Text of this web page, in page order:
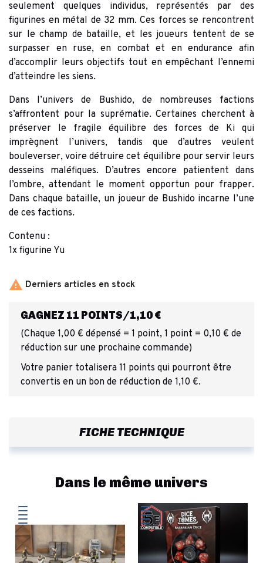
seulement quelques individus, représentés par des
figurines en métal de 32 mm. Ces forces se rencontrent
sur le champ de bataille, et les joueurs tentent de se
surpasser en ruse, en combat et en endurance afin
d’accomplir leurs objectifs tout en empêchant l’ennemi
d’atteindre les siens.
Dans l’univers de Bushido, de nombreuses factions
s’affrontent pour la suprématie. Certaines cherchent à
préserver le fragile équilibre des forces de Ki qui
imprègnent l’univers, tandis que d’autres veulent
bouleverser, voire détruire cet équilibre pour servir leurs
desseins maléfiques. D’autres encore patientent dans
l’ombre, attendant le moment opportun pour frapper.
Dans chaque bataille, un joueur de Bushido incarne l’une
de ces factions.
Contenu :
1x figurine Yu
 Derniers articles en stock
GAGNEZ 11 POINTS/1,10 €
(Chaque 1,00 € dépensé = 1 point, 1 point = 0,10 € de
réduction sur une prochaine commande)
Votre panier totalisera 11 points qui pourront être
convertis en un bon de réduction de 1,10 €.
FICHE TECHNIQUE
Dans le même univers